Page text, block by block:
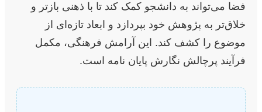
فضا می‌تواند به دانشجو کمک کند تا با ذهنی بازتر و
خلاق‌تر به پژوهش خود بپردازد و ابعاد تازه‌ای از
موضوع را کشف کند. این آرامش فرهنگی، مکمل
فرآیند پرچالش نگارش پایان نامه است.